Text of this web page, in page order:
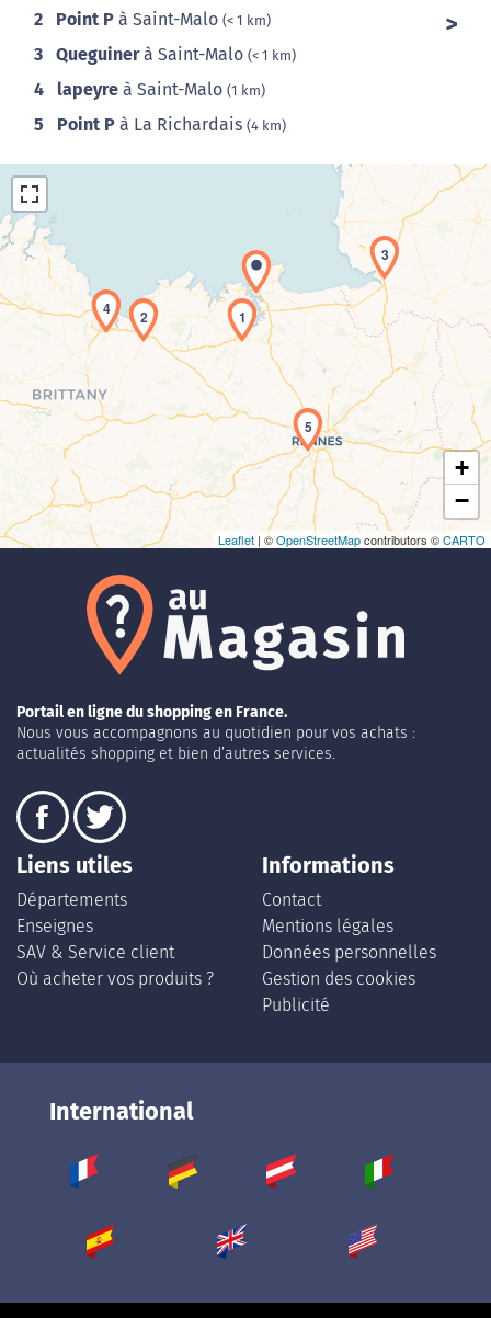
2 Point P à Saint-Malo (< 1 km)
3 Queguinerà Saint-Malo (< 1 km)
4 lapeyre à Saint-Malo (1 km)
5 Point P à La Richardais (4 km)
Chargement de la carte en cours...
1
2
3
4
5
+
−
Leaflet | ©OpenStreetMapcontributors ©CARTO
Portail en ligne du shopping en France.
Nous vous accompagnons au quotidien pour vos achats :
actualités shopping et bien d’autres services.
Liens utiles
Départements
Enseignes
SAV & Service client
Où acheter vos produits ?
Informations
Contact
Mentions légales
Données personnelles
Gestion des cookies
Publicité
International